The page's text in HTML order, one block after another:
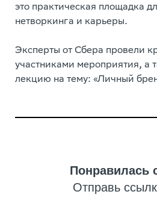
это практическая площадка
нетворкинга и карьеры.
Эксперты от Сбера провели
участниками мероприятия, а
лекцию на тему: «Личный
Понравилась
Отправь